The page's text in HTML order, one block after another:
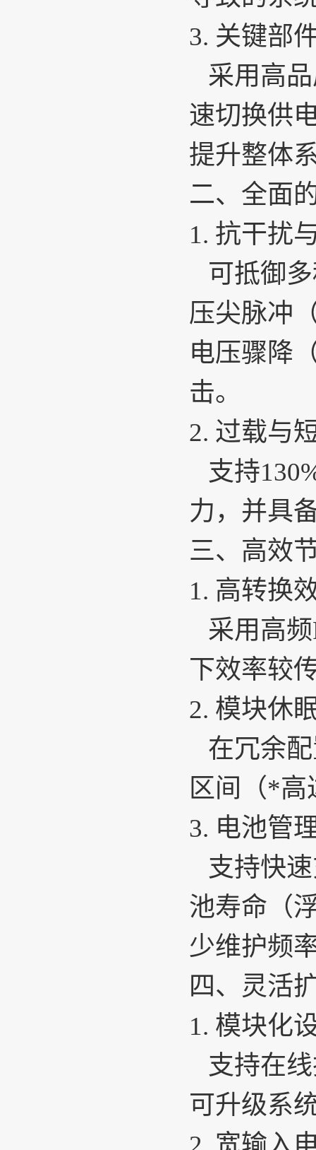
3. 关键部
采用高
速切换供
提升整体
二、全面
1. 抗干扰
可抵御
压尖脉冲
电压骤降
击。
2. 过载与
支持
力，并具
三、高效
1. 高转换
采用高
下效率较
2. 模块休
在冗余
区间（*高
3. 电池管
支持快
池寿命（
少维护频
四、灵活
1. 模块化
支持在
可升级系